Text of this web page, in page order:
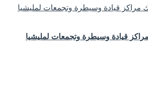
قيادة وسيطرة وتجمعات لمليشيا